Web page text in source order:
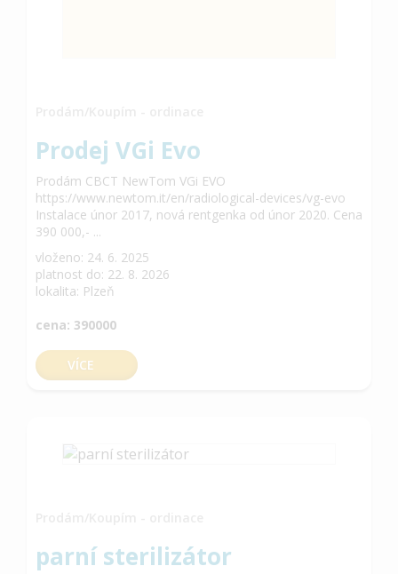
Prodej VGi Evo
Prodám CBCT NewTom VGi EVO
https://www.newtom.it/en/radiological-devices/vg-evo
Instalace únor 2017, nová rentgenka od únor 2020. Cena
390 000,- ...
vloženo: 24. 6. 2025
platnost do: 22. 8. 2026
lokalita: Plzeň
cena: 390000
VÍCE
parní sterilizátor